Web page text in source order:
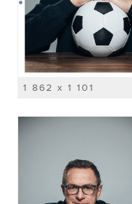
1 862 x 1 101